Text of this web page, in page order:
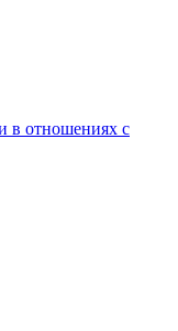
в отношениях с